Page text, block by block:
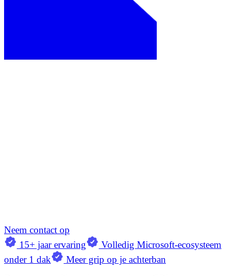
Neem contact op
15+ jaar ervaring
Volledig Microsoft-ecosysteem
onder 1 dak
Meer grip op je achterban